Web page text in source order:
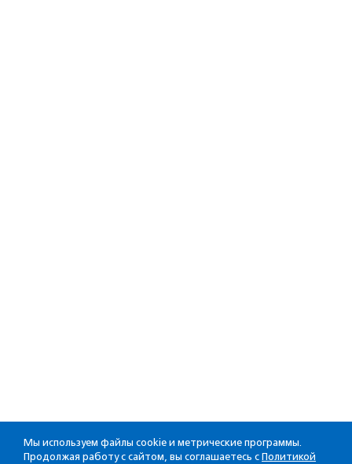
Мы используем файлы cookie и метрические программы.
Продолжая работу с сайтом, вы соглашаетесь с Политикой